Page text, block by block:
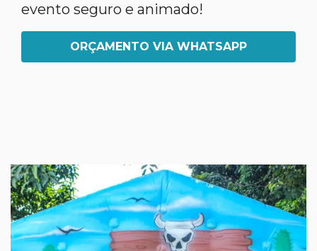
evento seguro e animado!
ORÇAMENTO VIA WHATSAPP